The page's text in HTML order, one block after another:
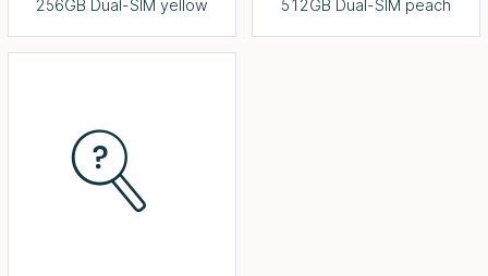
256GB Dual-SIM yellow 512GB Dual-SIM peach